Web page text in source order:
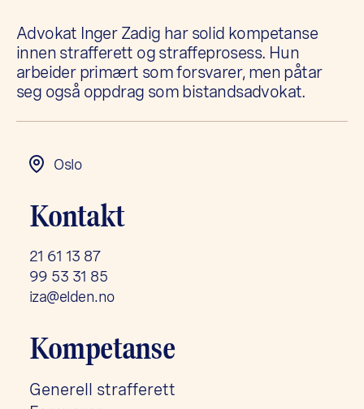
Advokat Inger Zadig har solid kompetanse
innen strafferett og straffeprosess. Hun
arbeider primært som forsvarer, men påtar
seg også oppdrag som bistandsadvokat.
Oslo
Kontakt
21 61 13 87
99 53 31 85
iza@elden.no
Kompetanse
Generell strafferett